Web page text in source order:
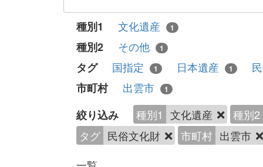
種別1 文化遺産 1
種別2 その他 1
タグ 国指定 1 日本遺産 1
市町村
出雲市 1
絞り込み 種別1 文化遺産
種別2
タグ 民俗文化財 市町村 出雲市